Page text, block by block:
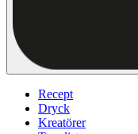
Recept
Dryck
Kreatörer